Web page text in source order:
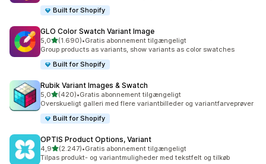
Built for Shopify
GLO Color Swatch Variant Image
5,0ud af 5 stjerner
(1.690)
1690 anmeldelser i alt
•Gratis abonnement tilgængeligt
Group products as variants, show variants as color swatches
Built for Shopify
Rubik Variant Images & Swatch
5,0ud af 5 stjerner
(420)
420 anmeldelser i alt
•Gratis abonnement tilgængeligt
Overskueligt galleri med flere variantbilleder og variantfarveprøver
Built for Shopify
OPTIS Product Options, Variant
4,9ud af 5 stjerner
(2.247)
2247 anmeldelser i alt
•Gratis abonnement tilgængeligt
Tilpas produkt- og variantmuligheder med tekstfelt og tilkøb